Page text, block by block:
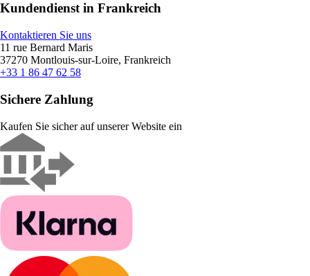
Kundendienst in Frankreich
Kontaktieren Sie uns
11 rue Bernard Maris
37270 Montlouis-sur-Loire, Frankreich
+33 1 86 47 62 58
Sichere Zahlung
Kaufen Sie sicher auf unserer Website ein